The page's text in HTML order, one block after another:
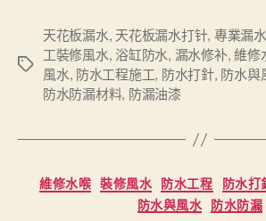
Tags
天花板漏水, 天花板漏水打针, 專業漏
工裝修風水, 浴缸防水, 漏水修补,維修
風水, 防水工程施工, 防水打針, 防水與
防水防漏材料, 防漏油漆
維修水喉 裝修風水 防水工程 防水打
防水與風水 防水防漏